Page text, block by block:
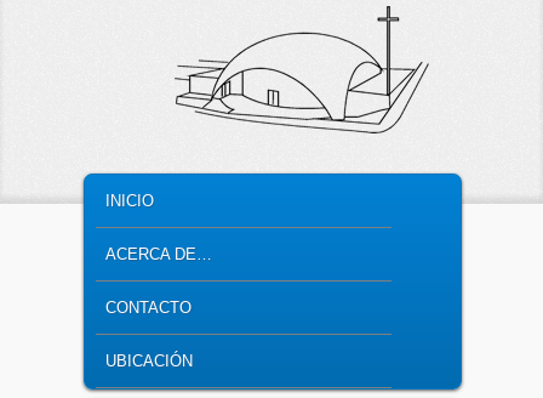
SKIP TO PRIMARY CONTENT
SKIP TO SECONDARY CONTENT
INICIO
ACERCA DE…
CONTACTO
UBICACIÓN